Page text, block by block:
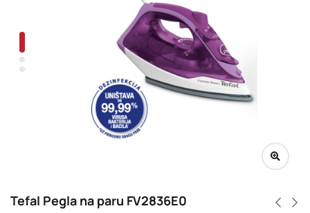
Tefal Pegla na paru FV2836E0